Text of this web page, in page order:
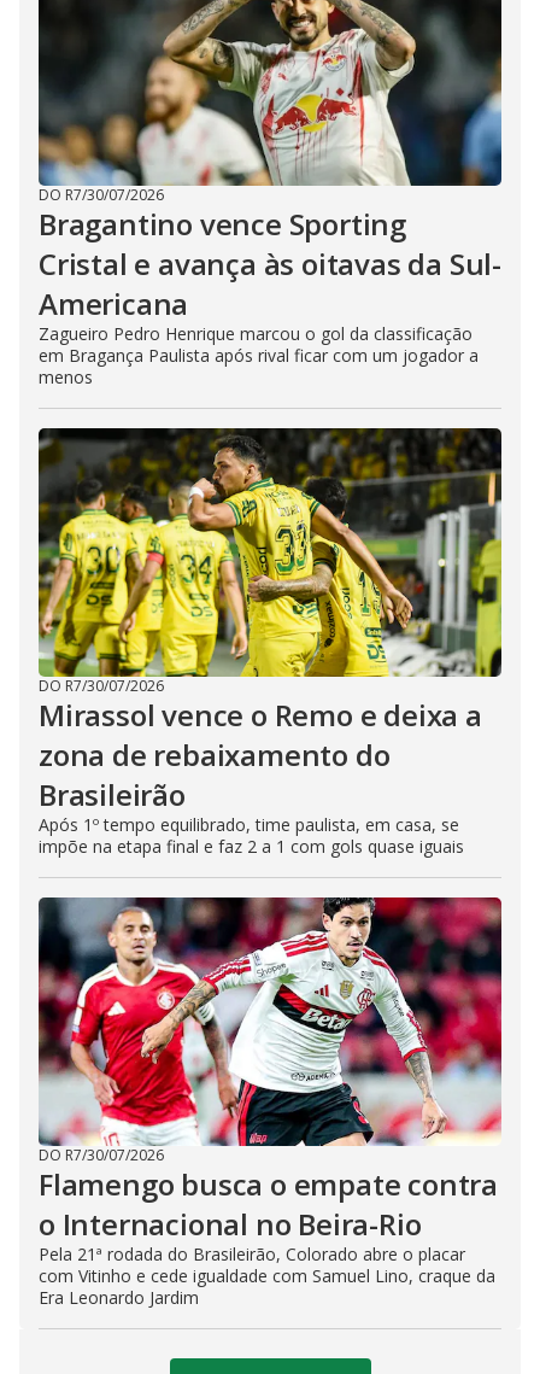
DO R7/30/07/2026
Bragantino vence Sporting
Cristal e avança às oitavas da Sul-
Americana
Zagueiro Pedro Henrique marcou o gol da classificação
em Bragança Paulista após rival ficar com um jogador a
menos
DO R7/30/07/2026
Mirassol vence o Remo e deixa a
zona de rebaixamento do
Brasileirão
Após 1º tempo equilibrado, time paulista, em casa, se
impõe na etapa final e faz 2 a 1 com gols quase iguais
DO R7/30/07/2026
Flamengo busca o empate contra
o Internacional no Beira-Rio
Pela 21ª rodada do Brasileirão, Colorado abre o placar
com Vitinho e cede igualdade com Samuel Lino, craque da
Era Leonardo Jardim